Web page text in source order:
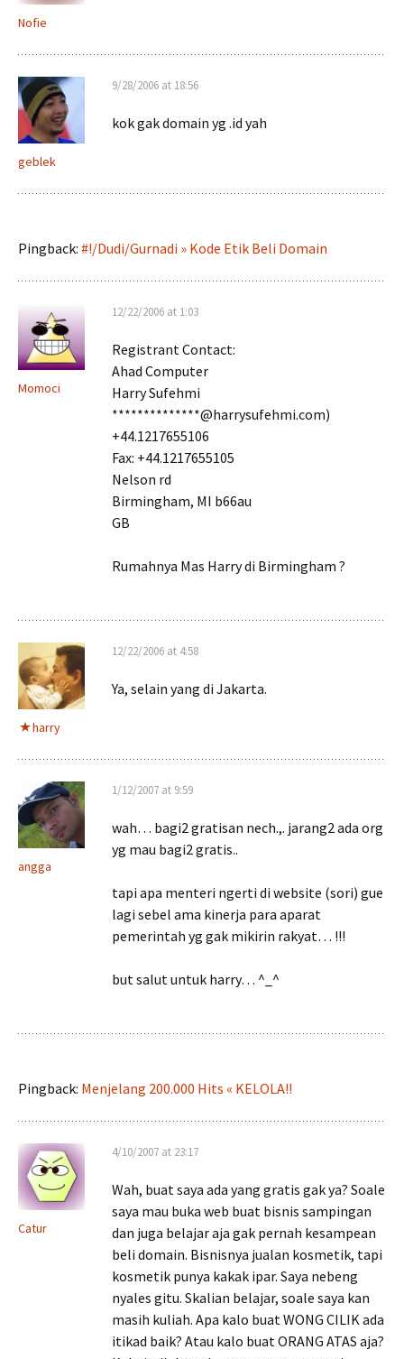
Nofie
geblek
9/28/2006 at 18:56
kok gak domain yg .id yah
Pingback: #!/Dudi/Gurnadi » Kode Etik Beli Domain
Momoci
12/22/2006 at 1:03
Registrant Contact:
Ahad Computer
Harry Sufehmi
**************@harrysufehmi.com)
+44.1217655106
Fax: +44.1217655105
Nelson rd
Birmingham, MI b66au
GB
Rumahnya Mas Harry di Birmingham ?
harry
12/22/2006 at 4:58
Ya, selain yang di Jakarta.
angga
1/12/2007 at 9:59
wah… bagi2 gratisan nech.,. jarang2 ada org
yg mau bagi2 gratis..
tapi apa menteri ngerti di website (sori) gue
lagi sebel ama kinerja para aparat
pemerintah yg gak mikirin rakyat… !!!
but salut untuk harry… ^_^
Pingback: Menjelang 200.000 Hits « KELOLA!!
Catur
4/10/2007 at 23:17
Wah, buat saya ada yang gratis gak ya? Soale
saya mau buka web buat bisnis sampingan
dan juga belajar aja gak pernah kesampean
beli domain. Bisnisnya jualan kosmetik, tapi
kosmetik punya kakak ipar. Saya nebeng
nyales gitu. Skalian belajar, soale saya kan
masih kuliah. Apa kalo buat WONG CILIK ada
itikad baik? Atau kalo buat ORANG ATAS aja?